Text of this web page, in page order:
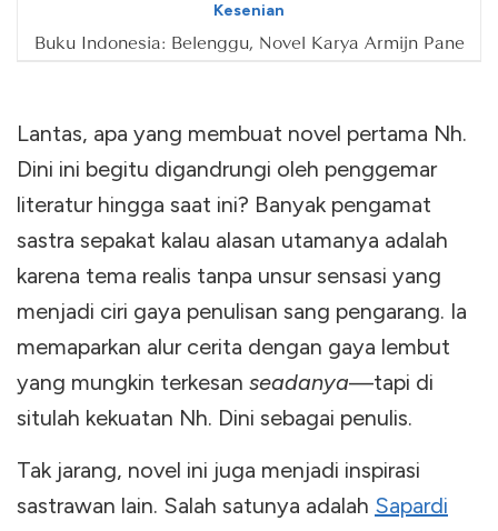
Kesenian
Buku Indonesia: Belenggu, Novel Karya Armijn Pane
Lantas, apa yang membuat novel pertama Nh.
Dini ini begitu digandrungi oleh penggemar
literatur hingga saat ini? Banyak pengamat
sastra sepakat kalau alasan utamanya adalah
karena tema realis tanpa unsur sensasi yang
menjadi ciri gaya penulisan sang pengarang. Ia
memaparkan alur cerita dengan gaya lembut
yang mungkin terkesan seadanya—tapi di
situlah kekuatan Nh. Dini sebagai penulis.
Tak jarang, novel ini juga menjadi inspirasi
sastrawan lain. Salah satunya adalah Sapardi